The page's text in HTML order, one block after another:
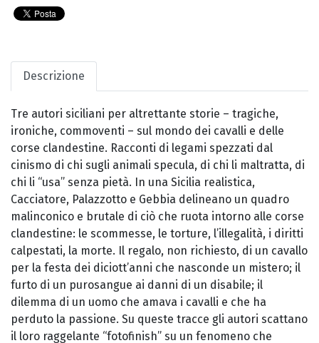
Descrizione
Tre autori siciliani per altrettante storie – tragiche,
ironiche, commoventi – sul mondo dei cavalli e delle
corse clandestine. Racconti di legami spezzati dal
cinismo di chi sugli animali specula, di chi li maltratta, di
chi li “usa” senza pietà. In una Sicilia realistica,
Cacciatore, Palazzotto e Gebbia delineano un quadro
malinconico e brutale di ciò che ruota intorno alle corse
clandestine: le scommesse, le torture, l’illegalità, i diritti
calpestati, la morte. Il regalo, non richiesto, di un cavallo
per la festa dei diciott’anni che nasconde un mistero; il
furto di un purosangue ai danni di un disabile; il
dilemma di un uomo che amava i cavalli e che ha
perduto la passione. Su queste tracce gli autori scattano
il loro raggelante “fotofinish” su un fenomeno che